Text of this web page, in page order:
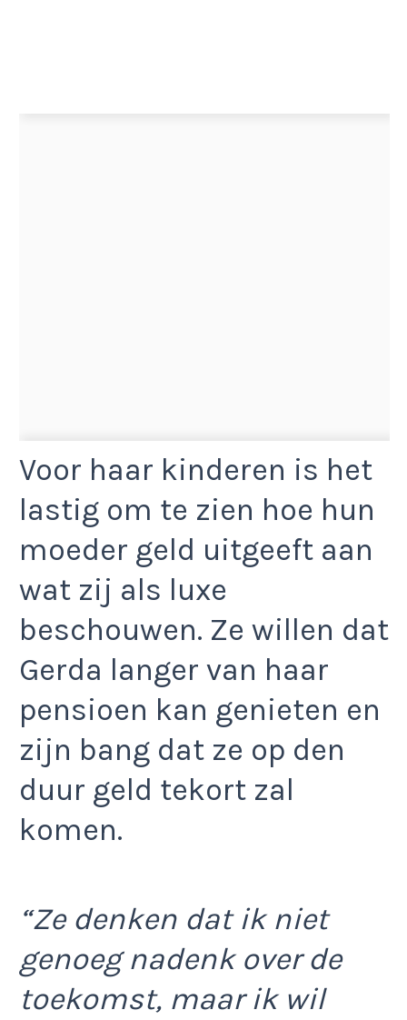
Voor haar kinderen is het
lastig om te zien hoe hun
moeder geld uitgeeft aan
wat zij als luxe
beschouwen. Ze willen dat
Gerda langer van haar
pensioen kan genieten en
zijn bang dat ze op den
duur geld tekort zal
komen.
“Ze denken dat ik niet
genoeg nadenk over de
toekomst, maar ik wil